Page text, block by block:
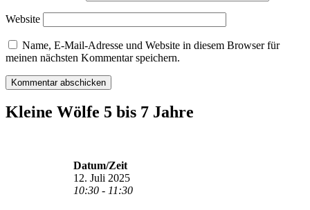
Website
Name, E-Mail-Adresse und Website in diesem Browser für
meinen nächsten Kommentar speichern.
Kleine Wölfe 5 bis 7 Jahre
Datum/Zeit
12. Juli 2025
10:30 - 11:30